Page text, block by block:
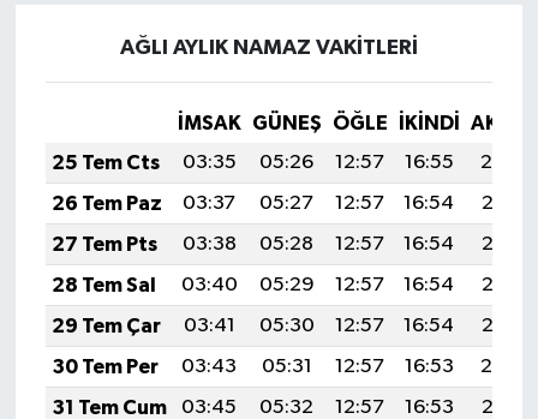
AĞLI AYLIK NAMAZ VAKITLERI
İMSAK GÜNEŞ ÖĞLE İKINDI
25 Tem Cts
03:35 05:26 12:57 16:55
20:19
26 Tem Paz
03:37 05:27 12:57 16:54
20:18
27 Tem Pts
03:38 05:28 12:57 16:54
20:17
28 Tem Sal
03:40 05:29 12:57 16:54
20:16
29 Tem Çar
03:41 05:30 12:57 16:54
20:15
30 Tem Per
03:43 05:31 12:57 16:53
20:14
31 Tem Cum
03:45 05:32 12:57 16:53
20:13